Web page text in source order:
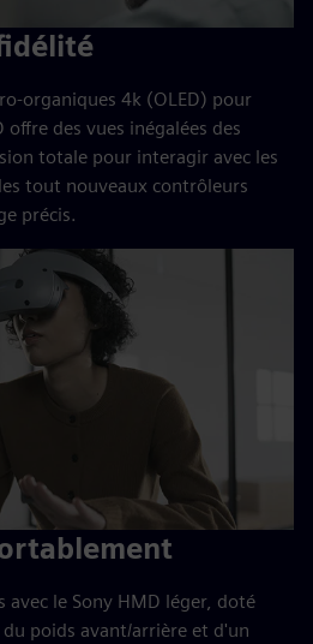
organiques 4k (OLED) pour
des vues inégalées des
totale pour interagir avec les
tout nouveaux contrôleurs
précis.
avec le Sony HMD léger, doté
poids avant/arrière et d'un